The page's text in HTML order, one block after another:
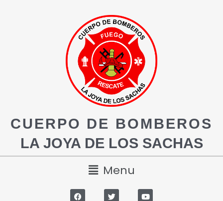
CUERPO DE BOMBEROS
LA JOYA DE LOS SACHAS
Menu